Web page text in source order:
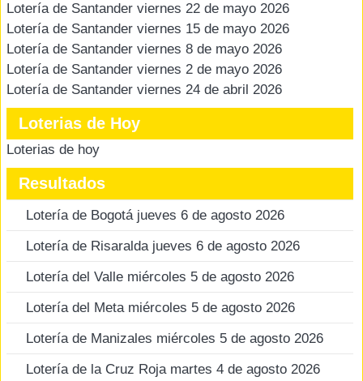
Lotería de Santander viernes 22 de mayo 2026
Lotería de Santander viernes 15 de mayo 2026
Lotería de Santander viernes 8 de mayo 2026
Lotería de Santander viernes 2 de mayo 2026
Lotería de Santander viernes 24 de abril 2026
Loterias de Hoy
Loterias de hoy
Resultados
Lotería de Bogotá jueves 6 de agosto 2026
Lotería de Risaralda jueves 6 de agosto 2026
Lotería del Valle miércoles 5 de agosto 2026
Lotería del Meta miércoles 5 de agosto 2026
Lotería de Manizales miércoles 5 de agosto 2026
Lotería de la Cruz Roja martes 4 de agosto 2026